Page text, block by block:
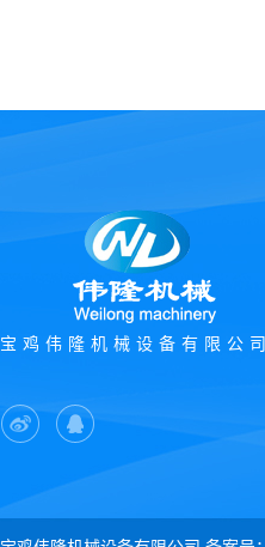
宝鸡伟隆机械设备有限公司